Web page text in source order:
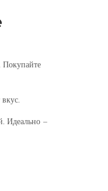
Покупайте
Идеально –